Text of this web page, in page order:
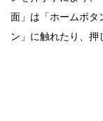
面」は「ホームボタ
ン」に触れたり、押